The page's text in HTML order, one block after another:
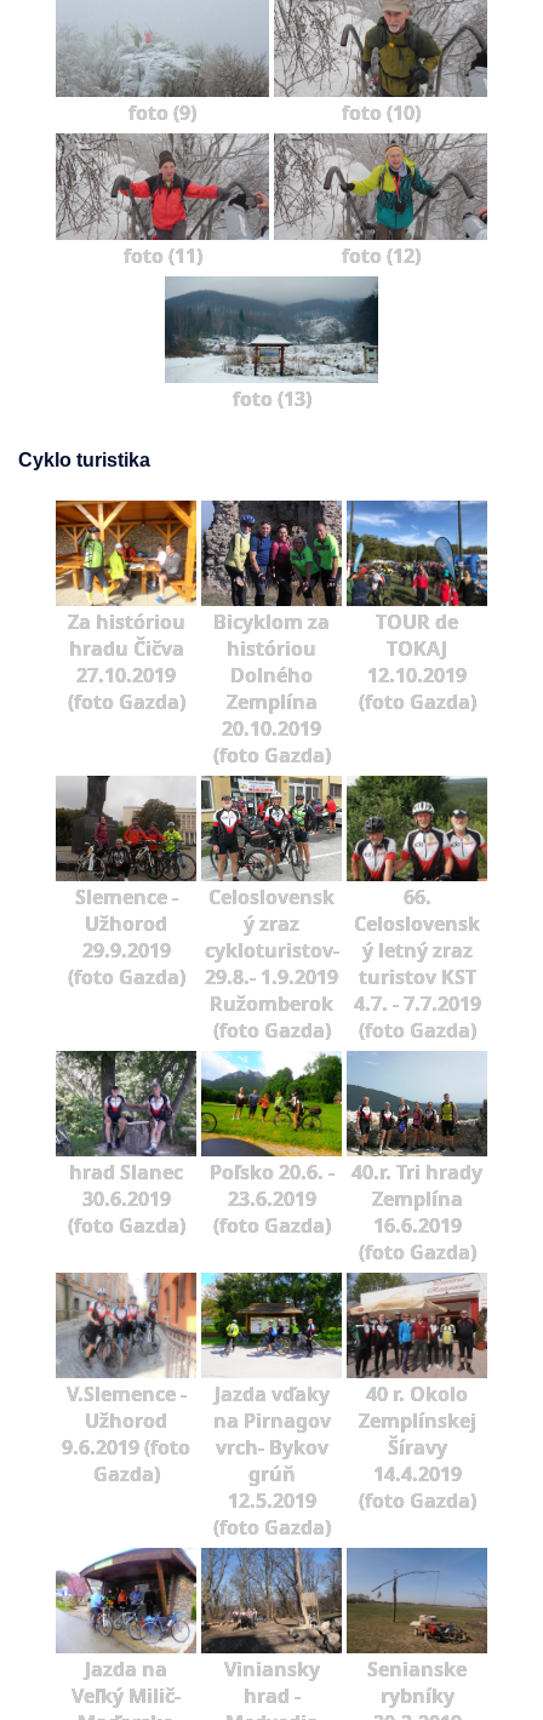
foto (9) foto (10)
foto (11) foto (12)
foto (13)
Cyklo turistika
Za históriou
hradu Čičva
27.10.2019
(foto Gazda)
Bicyklom za
históriou
Dolného
Zemplína
20.10.2019
(foto Gazda)
TOUR de
TOKAJ
12.10.2019
(foto Gazda)
Slemence -
Užhorod
29.9.2019
(foto Gazda)
Celoslovensk
ý zraz
cykloturistov-
29.8.- 1.9.2019
Ružomberok
(foto Gazda)
66.
Celoslovensk
ý letný zraz
turistov KST
4.7. - 7.7.2019
(foto Gazda)
hrad Slanec
30.6.2019
(foto Gazda)
Poľsko 20.6. -
23.6.2019
(foto Gazda)
40.r. Tri hrady
Zemplína
16.6.2019
(foto Gazda)
V.Slemence -
Užhorod
9.6.2019 (foto
Gazda)
Jazda vďaky
na Pirnagov
vrch- Bykov
grúň
12.5.2019
(foto Gazda)
40 r. Okolo
Zemplínskej
Šíravy
14.4.2019
(foto Gazda)
Jazda na
Veľký Milič-
Viniansky
hrad -
Senianske
rybníky